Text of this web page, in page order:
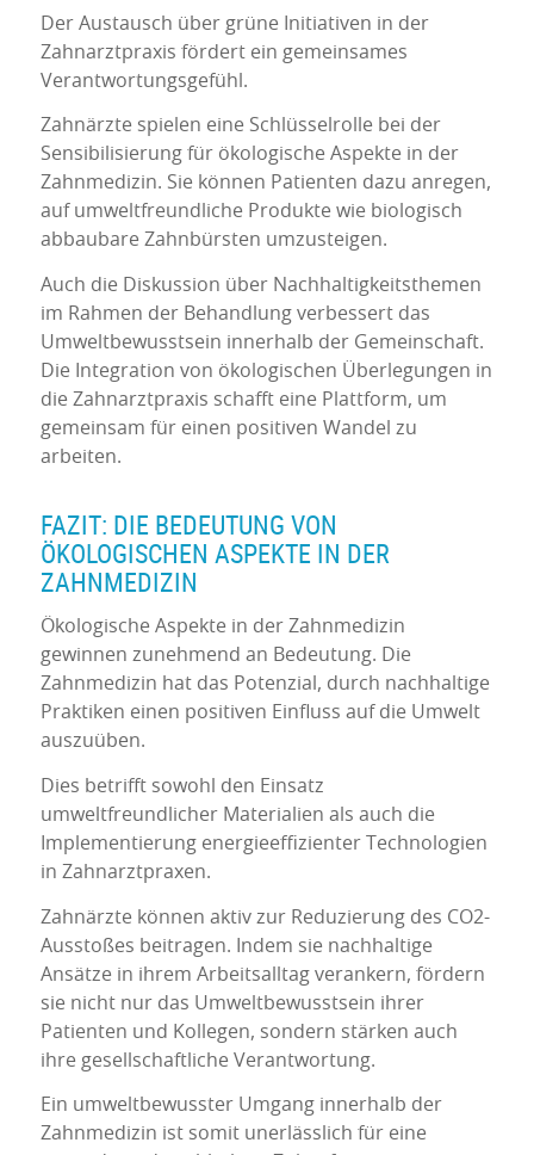
Der Austausch über grüne Initiativen in der
Zahnarztpraxis fördert ein gemeinsames
Verantwortungsgefühl.
Zahnärzte spielen eine Schlüsselrolle bei der
Sensibilisierung für ökologische Aspekte in der
Zahnmedizin. Sie können Patienten dazu anregen,
auf umweltfreundliche Produkte wie biologisch
abbaubare Zahnbürsten umzusteigen.
Auch die Diskussion über Nachhaltigkeitsthemen
im Rahmen der Behandlung verbessert das
Umweltbewusstsein innerhalb der Gemeinschaft.
Die Integration von ökologischen Überlegungen in
die Zahnarztpraxis schafft eine Plattform, um
gemeinsam für einen positiven Wandel zu
arbeiten.
FAZIT: DIE BEDEUTUNG VON
ÖKOLOGISCHEN ASPEKTE IN DER
ZAHNMEDIZIN
Ökologische Aspekte in der Zahnmedizin
gewinnen zunehmend an Bedeutung. Die
Zahnmedizin hat das Potenzial, durch nachhaltige
Praktiken einen positiven Einfluss auf die Umwelt
auszuüben.
Dies betrifft sowohl den Einsatz
umweltfreundlicher Materialien als auch die
Implementierung energieeffizienter Technologien
in Zahnarztpraxen.
Zahnärzte können aktiv zur Reduzierung des CO2-
Ausstoßes beitragen. Indem sie nachhaltige
Ansätze in ihrem Arbeitsalltag verankern, fördern
sie nicht nur das Umweltbewusstsein ihrer
Patienten und Kollegen, sondern stärken auch
ihre gesellschaftliche Verantwortung.
Ein umweltbewusster Umgang innerhalb der
Zahnmedizin ist somit unerlässlich für eine